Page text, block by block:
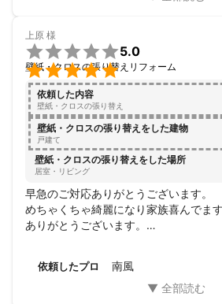
上原 様


5.0
壁紙・クロスの張り替えリフォーム
依頼した内容
壁紙・クロスの張り替え
壁紙・クロスの張り替えをした建物
戸建て
壁紙・クロスの張り替えをした場所
居室・リビング
早急のご対応ありがとうございます。
めちゃくちゃ綺麗になり家族喜んでます
ありがとうございます。
依頼したプロ 南風